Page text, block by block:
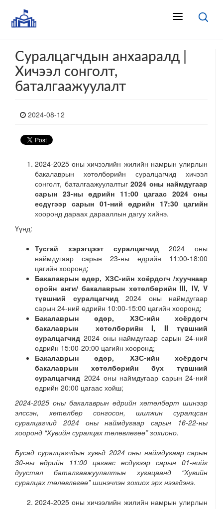
Суралцагчдын анхааралд |
Хичээл сонголт,
баталгаажуулалт
2024-08-12
2024-2025 оны хичээлийн жилийн намрын улирлын
бакалаврын хөтөлбөрийн суралцагчид хичээл
сонголт, баталгаажуулалтыг 2024 оны наймдугаар
сарын 23-ны өдрийн 11:00 цагаас 2024 оны
есдүгээр сарын 01-ний өдрийн 17:30 цагийн
хооронд дараах дарааллын дагуу хийнэ.
Үүнд:
Тусгай хэрэгцээт суралцагчид 2024 оны
наймдугаар сарын 23-ны өдрийн 11:00-18:00
цагийн хооронд;
Бакалаврын өдөр, ХЗС-ийн хоёрдогч /хуучнаар
оройн анги/ бакалаврын хөтөлбөрийн III, IV, V
түвшний суралцагчид 2024 оны наймдугаар
сарын 24-ний өдрийн 10:00-15:00 цагийн хооронд;
Бакалаврын өдөр, ХЗС-ийн хоёрдогч
бакалаврын хөтөлбөрийн I, II түвшний
суралцагчид 2024 оны наймдугаар сарын 24-ний
өдрийн 15:00-20:00 цагийн хооронд;
Бакалаврын өдөр, ХЗС-ийн хоёрдогч
бакалаврын хөтөлбөрийн бүх түвшний
суралцагчид 2024 оны наймдугаар сарын 24-ний
өдрийн 20:00 цагаас хойш;
2024-2025 оны бакалаврын өдрийн хөтөлбөрт шинээр
элссэн, хөтөлбөр сонгосон, шилжин суралцсан
суралцагчид 2024 оны наймдугаар сарын 16-22-ны
хооронд “Хувийн суралцах төлөвлөгөө” зохионо.
Бусад суралцагчдын хувьд 2024 оны наймдугаар сарын
30-ны өдрийн 11:00 цагаас есдүгээр сарын 01-нийг
дуустал баталгаажуулалтын хугацаанд “Хувийн
суралцах төлөвлөгөө” шинэчлэн зохиох эрх нээгдэнэ.
2024-2025 оны хичээлийн жилийн намрын улирлын